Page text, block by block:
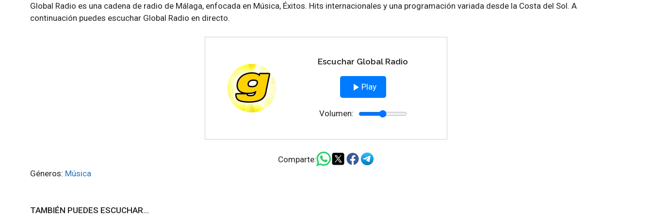
Global Radio es una cadena de radio de Málaga, enfocada en Música, Éxitos. Hits internacionales y una programación variada desde la Costa del Sol. A
continuación puedes escuchar Global Radio en directo.
Escuchar Global Radio
Play
Volumen:
Comparte:
Géneros: Música
TAMBIÉN PUEDES ESCUCHAR...